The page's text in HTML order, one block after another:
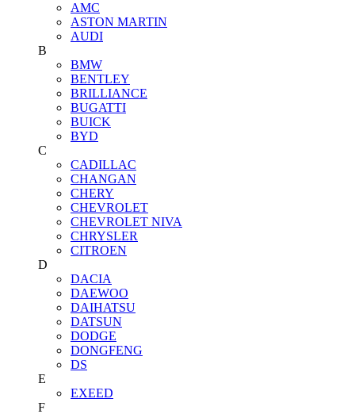
AMC
ASTON MARTIN
AUDI
B
BMW
BENTLEY
BRILLIANCE
BUGATTI
BUICK
BYD
C
CADILLAC
CHANGAN
CHERY
CHEVROLET
CHEVROLET NIVA
CHRYSLER
CITROEN
D
DACIA
DAEWOO
DAIHATSU
DATSUN
DODGE
DONGFENG
DS
E
EXEED
F